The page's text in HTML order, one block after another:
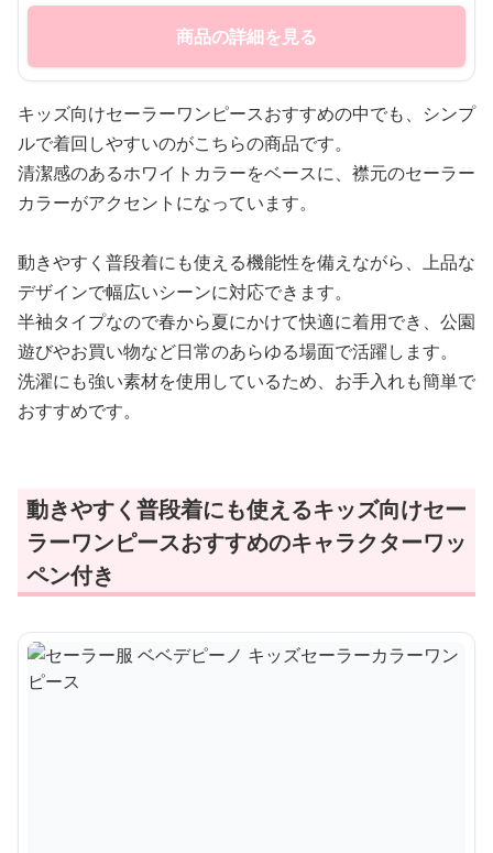
商品の詳細を見る
キッズ向けセーラーワンピースおすすめの中でも、シンプ
ルで着回しやすいのがこちらの商品です。
清潔感のあるホワイトカラーをベースに、襟元のセーラー
カラーがアクセントになっています。
動きやすく普段着にも使える機能性を備えながら、上品な
デザインで幅広いシーンに対応できます。
半袖タイプなので春から夏にかけて快適に着用でき、公園
遊びやお買い物など日常のあらゆる場面で活躍します。
洗濯にも強い素材を使用しているため、お手入れも簡単で
おすすめです。
動きやすく普段着にも使えるキッズ向けセー
ラーワンピースおすすめのキャラクターワッ
ペン付き